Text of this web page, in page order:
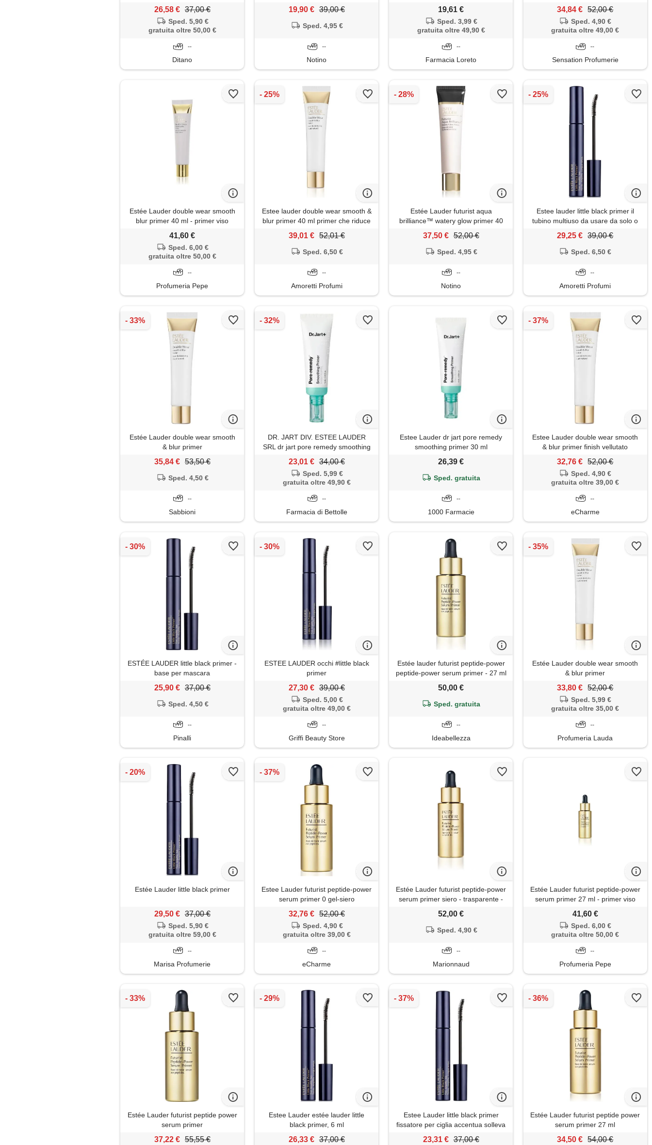
26,58 € 37,00 €
Sped. 5,90 €
gratuita oltre 50,00 €
--
Ditano
19,90 € 39,00 €
Sped. 4,95 €
--
Notino
dr. Jart+ 30ml
19,61 €
Sped. 3,99 €
gratuita oltre 49,90 €
--
Farmacia Loreto
34,84 € 52,00 €
Sped. 4,90 €
gratuita oltre 49,00 €
--
Sensation Profumerie
Estée Lauder double wear smooth
blur primer 40 ml - primer viso
41,60 €
Sped. 6,00 €
gratuita oltre 50,00 €
--
Profumeria Pepe
Estee lauder double wear smooth &
blur primer 40 ml primer che riduce
39,01 € 52,01 €
Sped. 6,50 €
--
Amoretti Profumi
Estée Lauder futurist aqua
brilliance™ watery glow primer 40
37,50 € 52,00 €
Sped. 4,95 €
--
Notino
Estee lauder little black primer il
tubino multiuso da usare da solo o
29,25 € 39,00 €
Sped. 6,50 €
--
Amoretti Profumi
Estée Lauder double wear smooth
& blur primer
35,84 € 53,50 €
Sped. 4,50 €
--
Sabbioni
DR. JART DIV. ESTEE LAUDER
SRL dr jart pore remedy smoothing
nutriente 30ml
23,01 € 34,00 €
Sped. 5,99 €
gratuita oltre 49,90 €
--
Farmacia di Bettolle
Estee Lauder dr jart pore remedy
smoothing primer 30 ml
26,39 €
Sped. gratuita
--
1000 Farmacie
Estee Lauder double wear smooth
& blur primer finish vellutato
32,76 € 52,00 €
Sped. 4,90 €
gratuita oltre 39,00 €
--
eCharme
ESTÉE LAUDER little black primer -
base per mascara
25,90 € 37,00 €
Sped. 4,50 €
--
Pinalli
ESTEE LAUDER occhi #little black
primer
27,30 € 39,00 €
Sped. 5,00 €
gratuita oltre 49,00 €
--
Griffi Beauty Store
Estée lauder futurist peptide-power
peptide-power serum primer - 27 ml
50,00 €
Sped. gratuita
--
Ideabellezza
Estée Lauder double wear smooth
& blur primer
33,80 € 52,00 €
Sped. 5,99 €
gratuita oltre 35,00 €
--
Profumeria Lauda
Estée Lauder little black primer
29,50 € 37,00 €
Sped. 5,90 €
gratuita oltre 59,00 €
--
Marisa Profumerie
Estee Lauder futurist peptide-power
serum primer 0 gel-siero
32,76 € 52,00 €
Sped. 4,90 €
gratuita oltre 39,00 €
--
eCharme
Estée Lauder futurist peptide-power
serum primer siero - trasparente -
52,00 €
Sped. 4,90 €
--
Marionnaud
Estée Lauder futurist peptide-power
serum primer 27 ml - primer viso
41,60 €
Sped. 6,00 €
gratuita oltre 50,00 €
--
Profumeria Pepe
Estée Lauder futurist peptide power
serum primer
37,22 € 55,55 €
Estee Lauder estée lauder little
black primer, 6 ml
26,33 € 37,00 €
Estee Lauder little black primer
fissatore per ciglia accentua solleva
allunga scovolino
23,31 € 37,00 €
Estée Lauder futurist peptide power
serum primer 27 ml
34,50 € 54,00 €